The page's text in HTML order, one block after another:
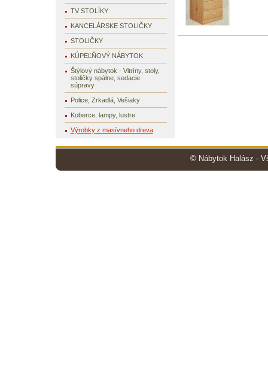
TV STOLÍKY
KANCELÁRSKE STOLIČKY
STOLIČKY
KÚPEĽŇOVÝ NÁBYTOK
Štýlový nábytok - Vitríny, stoly,
stoličky spálne, sedacie
súpravy
Police, Zrkadlá, Vešiaky
Koberce, lampy, lustre
Výrobky z masívneho dreva
© Nábytok Halász -